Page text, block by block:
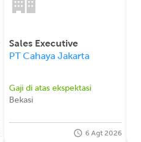
Sales Executive
PT Cahaya Jakarta
Gaji di atas ekspektasi
Bekasi
6 Agt 2026